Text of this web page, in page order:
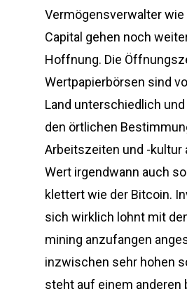
Vermögensverwalter wie
Capital gehen noch
Hoffnung. Die
Wertpapierbörsen sind
Land unterschiedlich
den örtlichen
Arbeitszeiten und -kultur
Wert irgendwann auch
klettert wie der Bitcoin.
sich wirklich lohnt mit
mining anzufangen
inzwischen sehr hohen
steht auf einem anderen